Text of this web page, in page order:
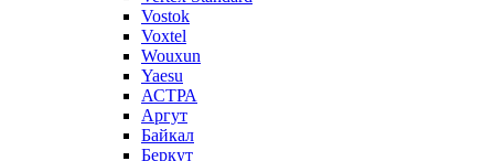
Vostok
Voxtel
Wouxun
Yaesu
АСТРА
Аргут
Байкал
Беркут